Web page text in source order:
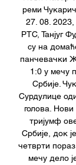
реми
27. 08.
РТС, Танјуг
су на
панчевачки
1:0 у мечу
Србије.
Сурдулице
голова. Нови
тријумф
Србије, док
четврти
мечу дело